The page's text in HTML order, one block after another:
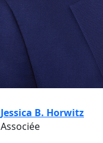
Jessica B. Horwitz
Associée